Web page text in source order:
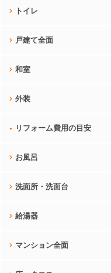
トイレ
戸建て全面
和室
外装
リフォーム費用の目安
お風呂
洗面所・洗面台
給湯器
マンション全面